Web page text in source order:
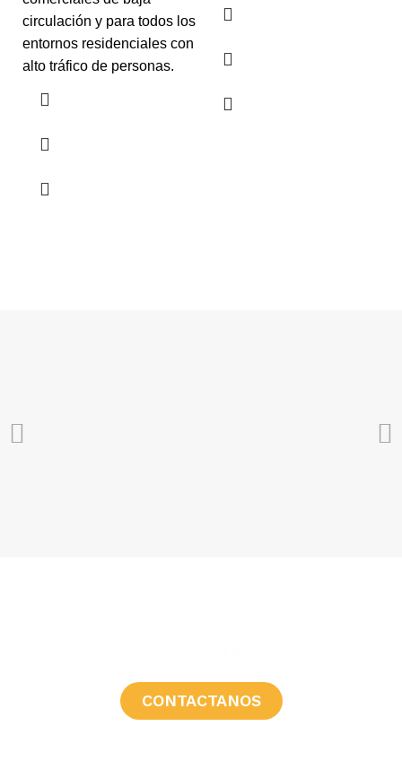
circulación y para todos los
entornos residenciales con
alto tráfico de personas.
CONTACTANOS